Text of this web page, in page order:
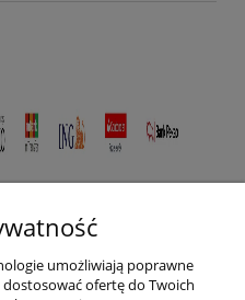
umożliwiają poprawne
ofertę do Twoich